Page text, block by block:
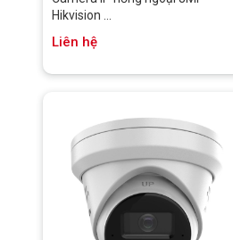
Hikvision ...
Liên hệ